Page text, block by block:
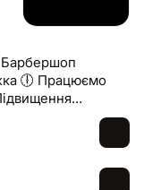
Барбершоп
1 #Соборна